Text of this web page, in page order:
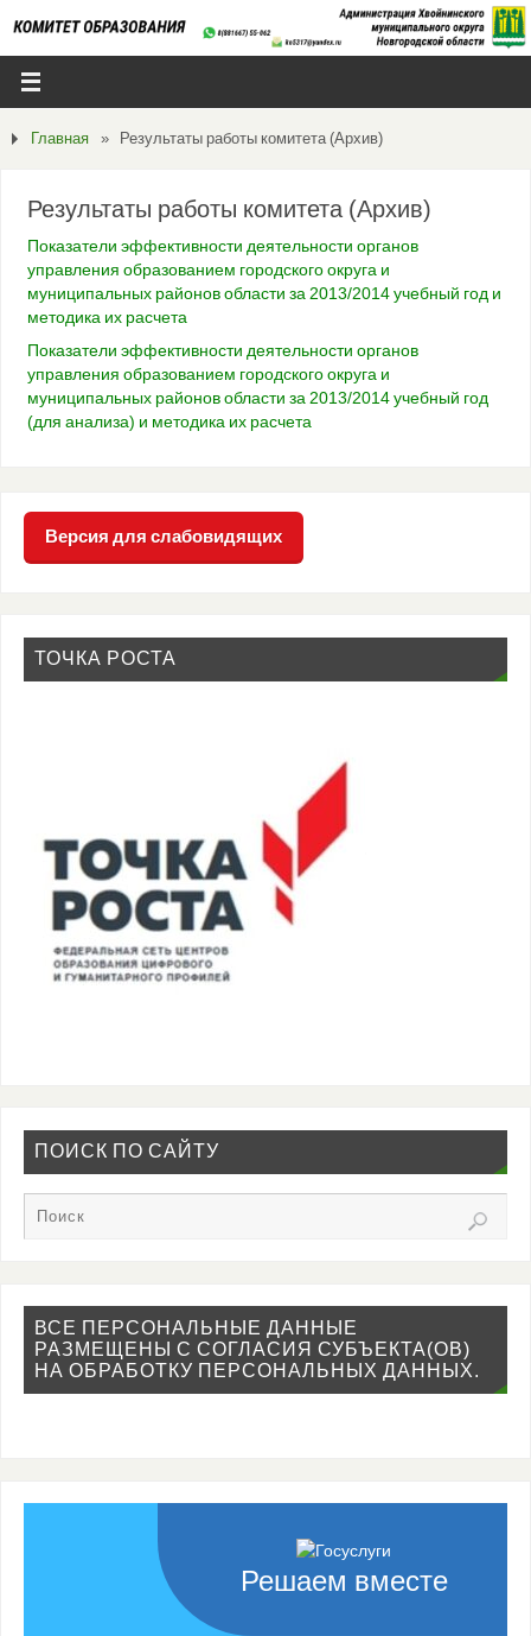
Главная » Результаты работы комитета (Архив)
Результаты работы комитета (Архив)
Показатели эффективности деятельности органов
управления образованием городского округа и
муниципальных районов области за 2013/2014 учебный год и
методика их расчета
Показатели эффективности деятельности органов
управления образованием городского округа и
муниципальных районов области за 2013/2014 учебный год
(для анализа) и методика их расчета
Версия для слабовидящих
ТОЧКА РОСТА
ПОИСК ПО САЙТУ
ВСЕ ПЕРСОНАЛЬНЫЕ ДАННЫЕ
РАЗМЕЩЕНЫ С СОГЛАСИЯ СУБЪЕКТА(ОВ)
НА ОБРАБОТКУ ПЕРСОНАЛЬНЫХ ДАННЫХ.
Решаем вместе